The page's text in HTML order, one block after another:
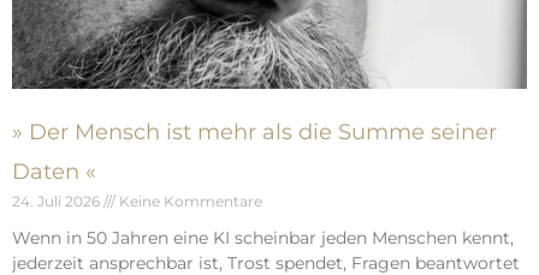
» Der Mensch ist mehr als die Summe seiner
Daten «
24. Juli 2026 Keine Kommentare
Wenn in 50 Jahren eine KI scheinbar jeden Menschen kennt,
jederzeit ansprechbar ist, Trost spendet, Fragen beantwortet